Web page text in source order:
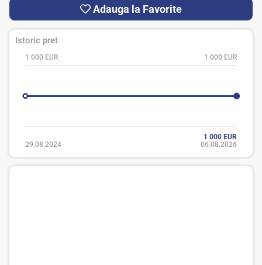
Adauga la Favorite
Istoric pret
1 000 EUR 1 000 EUR
1 000 EUR
29.08.2024
06.08.2026